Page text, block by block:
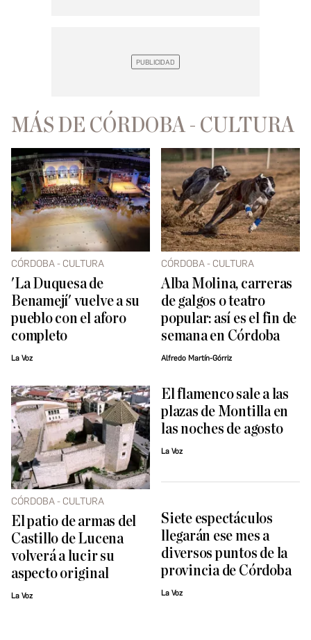
MÁS DE CÓRDOBA - CULTURA
CÓRDOBA - CULTURA
'La Duquesa de
Benamejí' vuelve a su
pueblo con el aforo
completo
La Voz
CÓRDOBA - CULTURA
Alba Molina, carreras
de galgos o teatro
popular: así es el fin de
semana en Córdoba
Alfredo Martín-Górriz
CÓRDOBA - CULTURA
El patio de armas del
Castillo de Lucena
volverá a lucir su
aspecto original
La Voz
El flamenco sale a las
plazas de Montilla en
las noches de agosto
La Voz
Siete espectáculos
llegarán ese mes a
diversos puntos de la
provincia de Córdoba
La Voz